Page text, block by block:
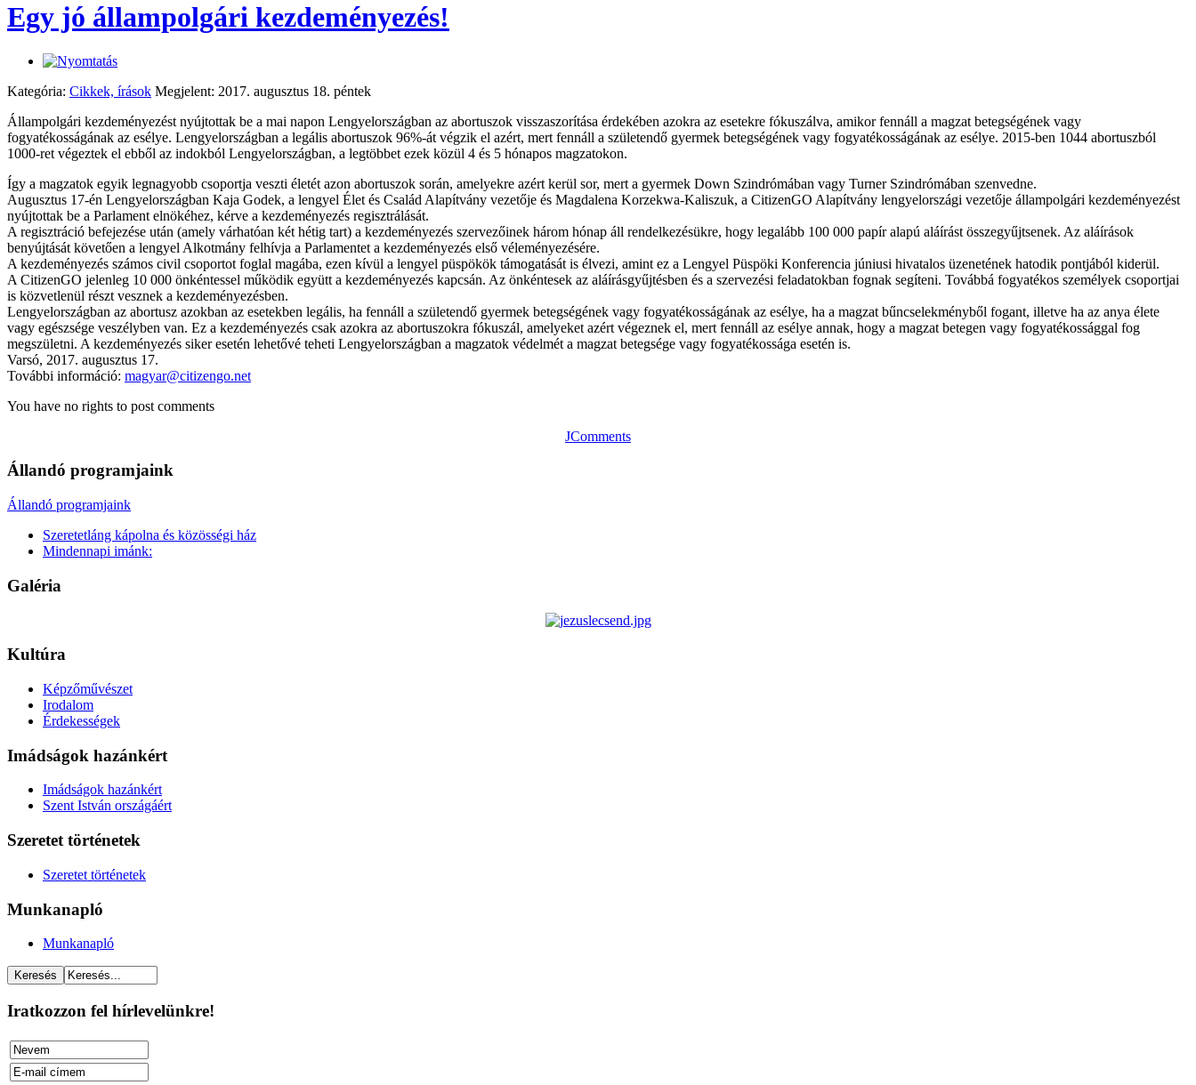
Egy jó állampolgári kezdeményezés!
Kategória: Cikkek, írások Megjelent: 2017. augusztus 18. péntek
Állampolgári kezdeményezést nyújtottak be a mai napon Lengyelországban az abortuszok visszaszorítása érdekében azokra az esetekre fókuszálva, amikor fennáll a magzat betegségének vagy
fogyatékosságának az esélye. Lengyelországban a legális abortuszok 96%-át végzik el azért, mert fennáll a születendő gyermek betegségének vagy fogyatékosságának az esélye. 2015-ben 1044 abortuszból
1000-ret végeztek el ebből az indokból Lengyelországban, a legtöbbet ezek közül 4 és 5 hónapos magzatokon.
Így a magzatok egyik legnagyobb csoportja veszti életét azon abortuszok során, amelyekre azért kerül sor, mert a gyermek Down Szindrómában vagy Turner Szindrómában szenvedne.
Augusztus 17-én Lengyelországban Kaja Godek, a lengyel Élet és Család Alapítvány vezetője és Magdalena Korzekwa-Kaliszuk, a CitizenGO Alapítvány lengyelországi vezetője állampolgári kezdeményezést
nyújtottak be a Parlament elnökéhez, kérve a kezdeményezés regisztrálását.
A regisztráció befejezése után (amely várhatóan két hétig tart) a kezdeményezés szervezőinek három hónap áll rendelkezésükre, hogy legalább 100 000 papír alapú aláírást összegyűjtsenek. Az aláírások
benyújtását követően a lengyel Alkotmány felhívja a Parlamentet a kezdeményezés első véleményezésére.
A kezdeményezés számos civil csoportot foglal magába, ezen kívül a lengyel püspökök támogatását is élvezi, amint ez a Lengyel Püspöki Konferencia júniusi hivatalos üzenetének hatodik pontjából kiderül.
A CitizenGO jelenleg 10 000 önkéntessel működik együtt a kezdeményezés kapcsán. Az önkéntesek az aláírásgyűjtésben és a szervezési feladatokban fognak segíteni. Továbbá fogyatékos személyek csoportjai
is közvetlenül részt vesznek a kezdeményezésben.
Lengyelországban az abortusz azokban az esetekben legális, ha fennáll a születendő gyermek betegségének vagy fogyatékosságának az esélye, ha a magzat bűncselekményből fogant, illetve ha az anya élete
vagy egészsége veszélyben van. Ez a kezdeményezés csak azokra az abortuszokra fókuszál, amelyeket azért végeznek el, mert fennáll az esélye annak, hogy a magzat betegen vagy fogyatékossággal fog
megszületni. A kezdeményezés siker esetén lehetővé teheti Lengyelországban a magzatok védelmét a magzat betegsége vagy fogyatékossága esetén is.
Varsó, 2017. augusztus 17.
További információ: magyar@citizengo.net
You have no rights to post comments
JComments
Állandó programjaink
Állandó programjaink
Szeretetláng kápolna és közösségi ház
Mindennapi imánk:
Galéria
Kultúra
Képzőművészet
Irodalom
Érdekességek
Imádságok hazánkért
Imádságok hazánkért
Szent István országáért
Szeretet történetek
Szeretet történetek
Munkanapló
Munkanapló
Iratkozzon fel hírlevelünkre!